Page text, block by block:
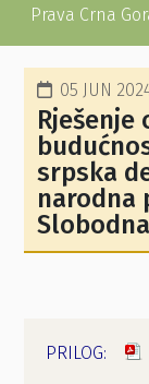
Prava Crna
05 JUN
srpska
narodna